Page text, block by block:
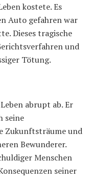
kostete. Es
Auto gefahren war
Dieses tragische
und
Tötung.
abrupt ab. Er
seine
Zukunftsträume und
Bewunderer.
Menschen
seiner